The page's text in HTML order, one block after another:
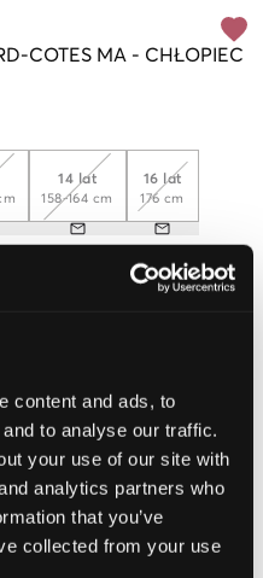
content and ads, to
to analyse our traffic.
your use of our site with
analytics partners who
that you’ve
collected from your use
COTES MA - CHŁOPIEC
14 lat
158-164 cm
16 lat
176 cm